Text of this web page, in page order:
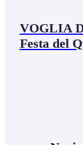
VOGLIA
Festa del